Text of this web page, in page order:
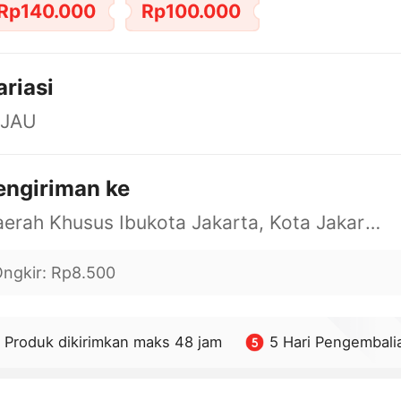
Rp100.000
ke
Daerah Khusus Ibukota Jakarta, Kota Jakarta Barat, Cengkareng, yy
: Rp8.500
Produk dikirimkan maks 48 jam 5 Hari